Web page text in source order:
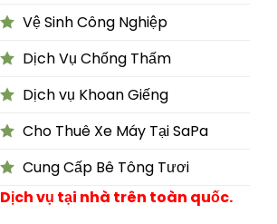
Vệ Sinh Công Nghiệp
Dịch Vụ Chống Thấm
Dịch vụ Khoan Giếng
Cho Thuê Xe Máy Tại SaPa
Cung Cấp Bê Tông Tươi
Dịch vụ tại nhà trên toàn quốc.